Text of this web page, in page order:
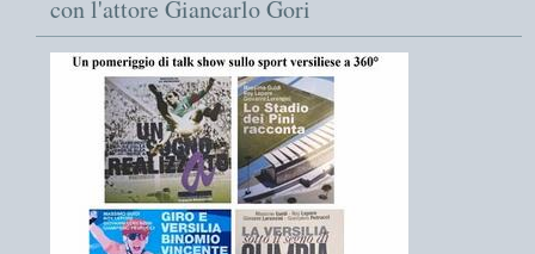
con l'attore Giancarlo Gori